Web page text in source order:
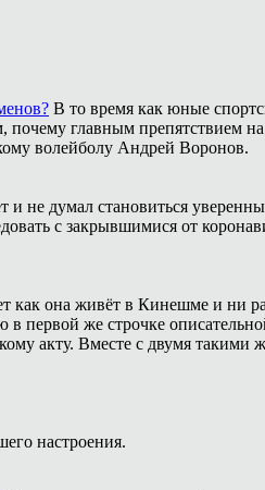
В то время как юные
главным препятствием
волейболу Андрей Воронов.
и не думал становиться
с закрывшимися от
как она живёт в Кинешме и ни
же строчке
акту. Вместе с двумя такими
настроения.